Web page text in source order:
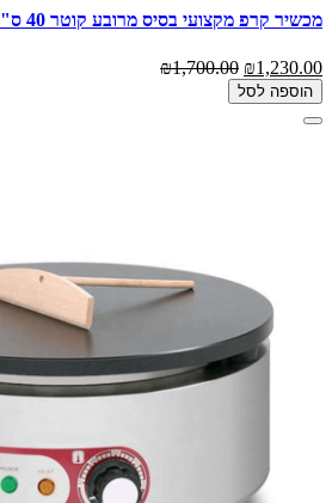
מכשיר קרפ מקצועי בסיס מרובע קוטר 40 ס"מ
₪1,230.00
₪1,700.00
הוספה לסל